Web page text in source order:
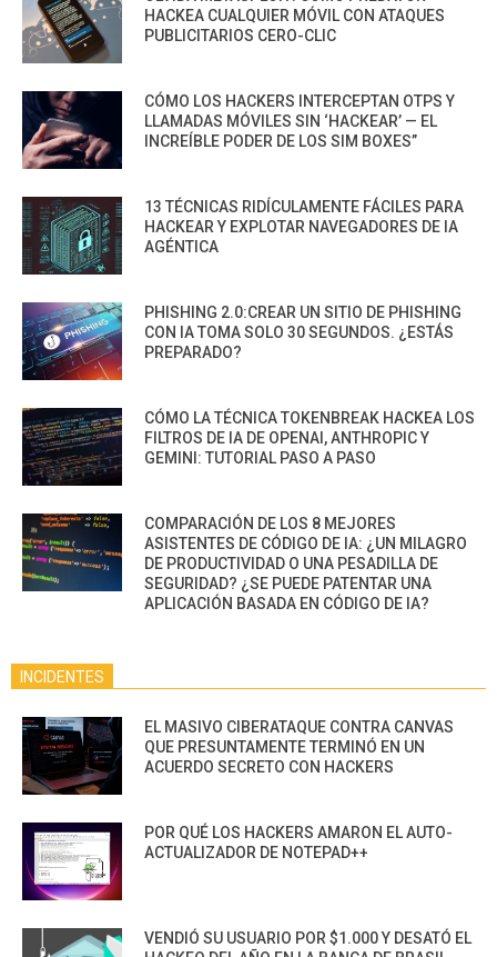
HACKEA CUALQUIER MÓVIL CON ATAQUES
PUBLICITARIOS CERO-CLIC
CÓMO LOS HACKERS INTERCEPTAN OTPS Y
LLAMADAS MÓVILES SIN ‘HACKEAR’ — EL
INCREÍBLE PODER DE LOS SIM BOXES”
13 TÉCNICAS RIDÍCULAMENTE FÁCILES PARA
HACKEAR Y EXPLOTAR NAVEGADORES DE IA
AGÉNTICA
PHISHING 2.0:CREAR UN SITIO DE PHISHING
CON IA TOMA SOLO 30 SEGUNDOS. ¿ESTÁS
PREPARADO?
CÓMO LA TÉCNICA TOKENBREAK HACKEA LOS
FILTROS DE IA DE OPENAI, ANTHROPIC Y
GEMINI: TUTORIAL PASO A PASO
COMPARACIÓN DE LOS 8 MEJORES
ASISTENTES DE CÓDIGO DE IA: ¿UN MILAGRO
DE PRODUCTIVIDAD O UNA PESADILLA DE
SEGURIDAD? ¿SE PUEDE PATENTAR UNA
APLICACIÓN BASADA EN CÓDIGO DE IA?
INCIDENTES
EL MASIVO CIBERATAQUE CONTRA CANVAS
QUE PRESUNTAMENTE TERMINÓ EN UN
ACUERDO SECRETO CON HACKERS
POR QUÉ LOS HACKERS AMARON EL AUTO-
ACTUALIZADOR DE NOTEPAD++
VENDIÓ SU USUARIO POR $1.000 Y DESATÓ EL